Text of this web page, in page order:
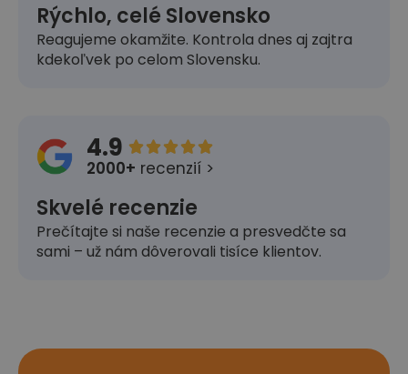
Rýchlo, celé Slovensko
Reagujeme okamžite. Kontrola dnes aj zajtra
kdekoľvek po celom Slovensku.
4.9 
2000+ recenzií >
Skvelé recenzie
Prečítajte si naše recenzie a presvedčte sa
sami – už nám dôverovali tisíce klientov.